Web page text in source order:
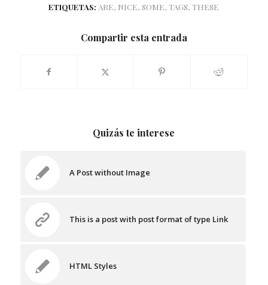
ETIQUETAS: ARE, NICE,SOME,TAGS,THESE
Compartir esta entrada
Quizás te interese
A Post without Image
This is a post with post format of type Link
HTML Styles